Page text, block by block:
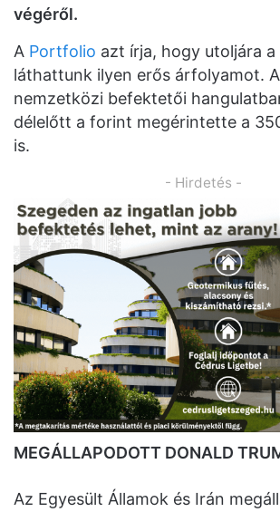
végéről.
A Portfolio azt írja, hogy utoljára
láthattunk ilyen erős árfolyamot.
nemzetközi befektetői
délelőtt a forint megérintette a
is.
- Hirdetés -
MEGÁLLAPODOTT DONALD
Az Egyesült Államok és Irán